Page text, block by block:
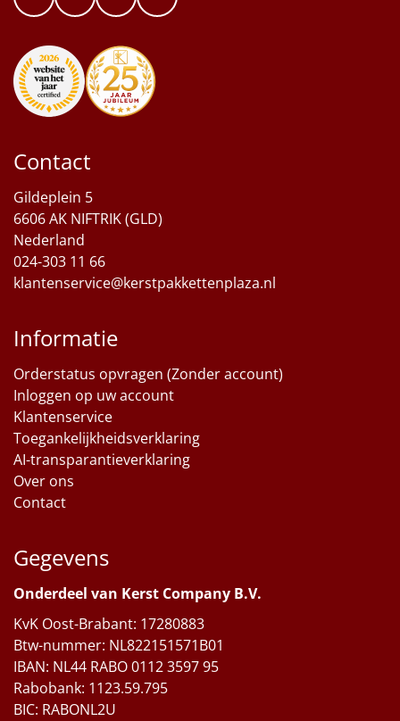
Contact
Gildeplein 5
6606 AK NIFTRIK (GLD)
Nederland
024-303 11 66
klantenservice@kerstpakkettenplaza.nl
Informatie
Orderstatus opvragen (Zonder account)
Inloggen op uw account
Klantenservice
Toegankelijkheidsverklaring
AI-transparantieverklaring
Over ons
Contact
Gegevens
Onderdeel van Kerst Company B.V.
KvK Oost-Brabant: 17280883
Btw-nummer: NL822151571B01
IBAN: NL44 RABO 0112 3597 95
Rabobank: 1123.59.795
BIC: RABONL2U